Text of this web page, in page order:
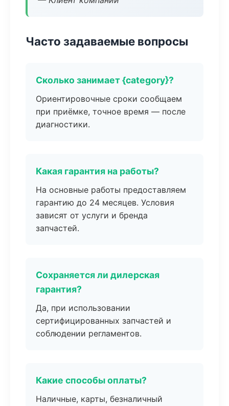
Часто задаваемые вопросы
Сколько занимает {category}?
Ориентировочные сроки сообщаем
при приёмке, точное время — после
диагностики.
Какая гарантия на работы?
На основные работы предоставляем
гарантию до 24 месяцев. Условия
зависят от услуги и бренда
запчастей.
Сохраняется ли дилерская
гарантия?
Да, при использовании
сертифицированных запчастей и
соблюдении регламентов.
Какие способы оплаты?
Наличные, карты, безналичный